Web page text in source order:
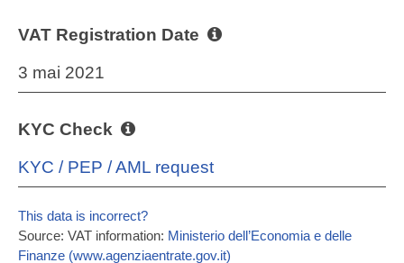
VAT Registration Date
3 mai 2021
KYC Check
KYC / PEP / AML request
This data is incorrect?
Source: VAT information: Ministerio dell’Economia e delle
Finanze (www.agenziaentrate.gov.it)